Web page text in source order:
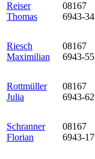
Reiser
Thomas
08167
6943-34
Riesch
Maximilian
08167
6943-55
Rottmüller
Julia
08167
6943-62
Schranner
Florian
08167
6943-17